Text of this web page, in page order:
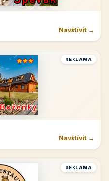
Navštívit →
REKLAMA
Navštívit →
REKLAMA